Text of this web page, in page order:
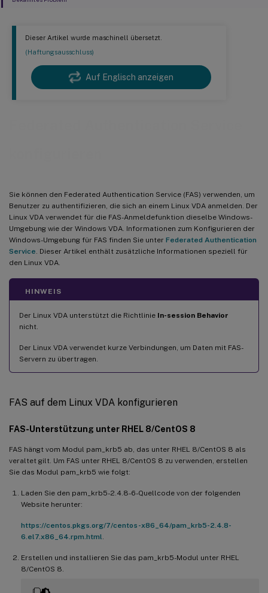
Dieser Artikel wurde maschinell übersetzt.
(Haftungsausschluss)
Auf Englisch anzeigen
Sie können den Federated Authentication Service (FAS) verwenden, um
Benutzer zu authentifizieren, die sich an einem Linux VDA anmelden. Der
Linux VDA verwendet für die FAS-Anmeldefunktion dieselbe Windows-
Umgebung wie der Windows VDA. Informationen zum Konfigurieren der
Windows-Umgebung für FAS finden Sie unter Federated Authentication
Service . Dieser Artikel enthält zusätzliche Informationen speziell für
den Linux VDA.
HINWEIS
Der Linux VDA unterstützt die Richtlinie In-session Behavior
nicht.
Der Linux VDA verwendet kurze Verbindungen, um Daten mit FAS-
Servern zu übertragen.
FAS auf dem Linux VDA konfigurieren
FAS-Unterstützung unter RHEL 8/CentOS 8
FAS hängt vom Modul pam_krb5 ab, das unter RHEL 8/CentOS 8 als
veraltet gilt. Um FAS unter RHEL 8/CentOS 8 zu verwenden, erstellen
Sie das Modul pam_krb5 wie folgt:
Laden Sie den pam_krb5-2.4.8-6-Quellcode von der folgenden
Website herunter:
https://centos.pkgs.org/7/centos-x86_64/pam_krb5-2.4.8-
6.el7.x86_64.rpm.html
Erstellen und installieren Sie das pam_krb5-Modul unter RHEL
8/CentOS 8.